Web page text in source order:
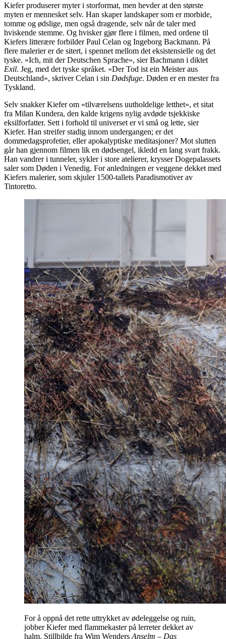
Kiefer produserer myter i storformat, men hevder at den største
myten er mennesket selv. Han skaper landskaper som er morbide,
tomme og ødslige, men også dragende, selv når de taler med
hviskende stemme. Og hvisker gjør flere i filmen, med ordene til
Kiefers litterære forbilder Paul Celan og Ingeborg Backmann. På
flere malerier er de sitert, i spennet mellom det eksistensielle og det
tyske. «Ich, mit der Deutschen Sprache», sier Bachmann i diktet
Exil. Jeg, med det tyske språket. «Der Tod ist ein Meister aus
Deutschland», skriver Celan i sin Dødsfuge. Døden er en mester fra
Tyskland.
Selv snakker Kiefer om «tilværelsens uutholdelige letthet», et sitat
fra Milan Kundera, den kalde krigens nylig avdøde tsjekkiske
eksilforfatter. Sett i forhold til universet er vi små og lette, sier
Kiefer. Han streifer stadig innom undergangen; er det
dommedagsprofetier, eller apokalyptiske meditasjoner? Mot slutten
går han gjennom filmen lik en dødsengel, ikledd en lang svart frakk.
Han vandrer i tunneler, sykler i store atelierer, krysser Dogepalassets
saler som Døden i Venedig. For anledningen er veggene dekket med
Kiefers malerier, som skjuler 1500-tallets Paradismotiver av
Tintoretto.
For å oppnå det rette uttrykket av ødeleggelse og ruin,
jobber Kiefer med flammekaster på lerreter dekket av
halm. Stillbilde fra Wim Wenders Anselm – Das